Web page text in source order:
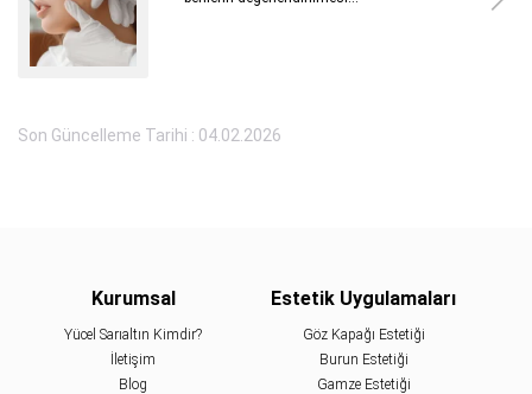
Son Güncelleme Tarihi : 04.02.2026
Kurumsal
Yücel Sarıaltın Kimdir?
İletişim
Blog
Estetik Uygulamaları
Göz Kapağı Estetiği
Burun Estetiği
Gamze Estetiği